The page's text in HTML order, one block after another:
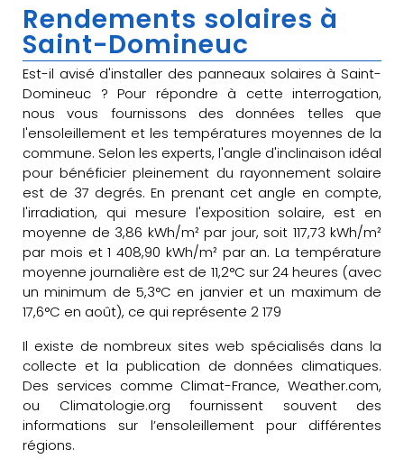
Rendements solaires à
Saint-Domineuc
Est-il avisé d'installer des panneaux solaires à Saint-
Domineuc ? Pour répondre à cette interrogation,
nous vous fournissons des données telles que
l'ensoleillement et les températures moyennes de la
commune. Selon les experts, l'angle d'inclinaison idéal
pour bénéficier pleinement du rayonnement solaire
est de 37 degrés. En prenant cet angle en compte,
l'irradiation, qui mesure l'exposition solaire, est en
moyenne de 3,86 kWh/m² par jour, soit 117,73 kWh/m²
par mois et 1 408,90 kWh/m² par an. La température
moyenne journalière est de 11,2°C sur 24 heures (avec
un minimum de 5,3°C en janvier et un maximum de
17,6°C en août), ce qui représente 2 179
Il existe de nombreux sites web spécialisés dans la
collecte et la publication de données climatiques.
Des services comme Climat-France, Weather.com,
ou Climatologie.org fournissent souvent des
informations sur l’ensoleillement pour différentes
régions.